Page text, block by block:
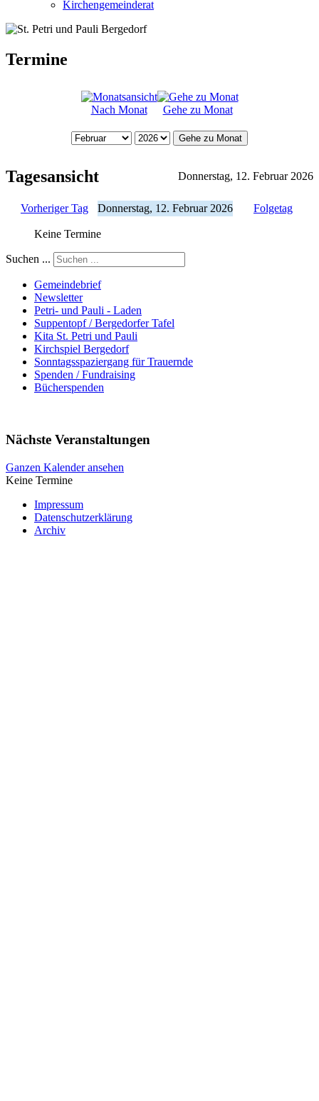
Kirchengemeinderat
Termine
Nach Monat Gehe zu Monat
Gehe zu Monat
Tagesansicht Donnerstag, 12. Februar 2026
Vorheriger Tag Donnerstag, 12. Februar 2026 Folgetag
Keine Termine
Suchen ...
Gemeindebrief
Newsletter
Petri- und Pauli - Laden
Suppentopf / Bergedorfer Tafel
Kita St. Petri und Pauli
Kirchspiel Bergedorf
Sonntagsspaziergang für Trauernde
Spenden / Fundraising
Bücherspenden
Nächste Veranstaltungen
Ganzen Kalender ansehen
Keine Termine
Impressum
Datenschutzerklärung
Archiv